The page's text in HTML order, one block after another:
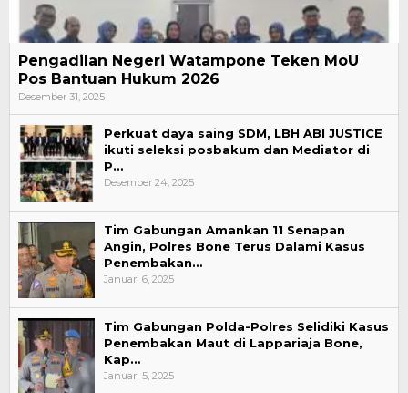
Pengadilan Negeri Watampone Teken MoU
Pos Bantuan Hukum 2026
Desember 31, 2025
Perkuat daya saing SDM, LBH ABI JUSTICE
ikuti seleksi posbakum dan Mediator di
P…
Desember 24, 2025
Tim Gabungan Amankan 11 Senapan
Angin, Polres Bone Terus Dalami Kasus
Penembakan…
Januari 6, 2025
Tim Gabungan Polda-Polres Selidiki Kasus
Penembakan Maut di Lappariaja Bone,
Kap…
Januari 5, 2025